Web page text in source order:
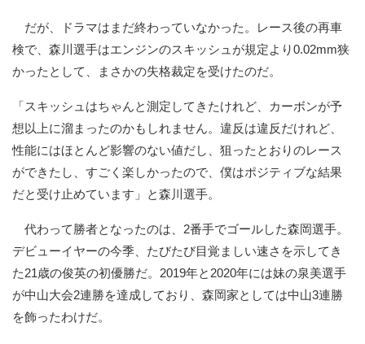
だが、ドラマはまだ終わっていなかった。レース後の再車
検で、森川選手はエンジンのスキッシュが規定より0.02mm狭
かったとして、まさかの失格裁定を受けたのだ。
「スキッシュはちゃんと測定してきたけれど、カーボンが予
想以上に溜まったのかもしれません。違反は違反だけれど、
性能にはほとんど影響のない値だし、狙ったとおりのレース
ができたし、すごく楽しかったので、僕はポジティブな結果
だと受け止めています」と森川選手。
代わって勝者となったのは、2番手でゴールした森岡選手。
デビューイヤーの今季、たびたび目覚ましい速さを示してき
た21歳の俊英の初優勝だ。2019年と2020年には妹の泉美選手
が中山大会2連勝を達成しており、森岡家としては中山3連勝
を飾ったわけだ。